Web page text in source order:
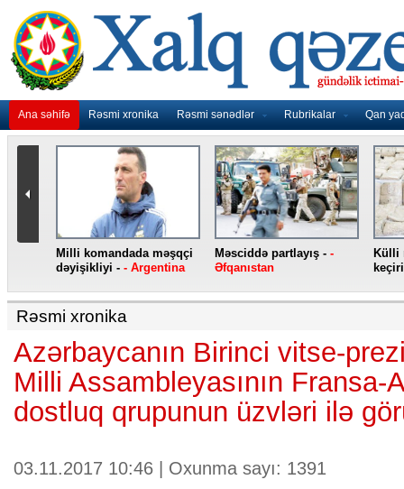
Ana səhifə Rəsmi xronika Rəsmi sənədlər Rubrikalar Qan
Milli komandada məşqçi
dəyişikliyi - - Argentina
Məsciddə partlayış - -
Əfqanıstan
Külli
Rəsmi xronika
Azərbaycanın Birinci vitse-
Milli Assambleyasının Fransa-
dostluq qrupunun üzvləri ilə
03.11.2017 10:46 | Oxunma sayı: 1391